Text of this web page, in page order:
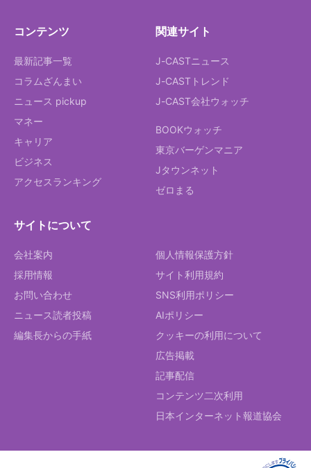
コンテンツ
最新記事一覧
コラムざんまい
ニュース pickup
マネー
キャリア
ビジネス
アクセスランキング
関連サイト
J-CASTニュース
J-CASTトレンド
J-CAST会社ウォッチ
BOOKウォッチ
東京バーゲンマニア
Jタウンネット
ゼロまる
サイトについて
会社案内
採用情報
お問い合わせ
ニュース読者投稿
編集長からの手紙
個人情報保護方針
サイト利用規約
SNS利用ポリシー
AIポリシー
クッキーの利用について
広告掲載
記事配信
コンテンツ二次利用
日本インターネット報道協会